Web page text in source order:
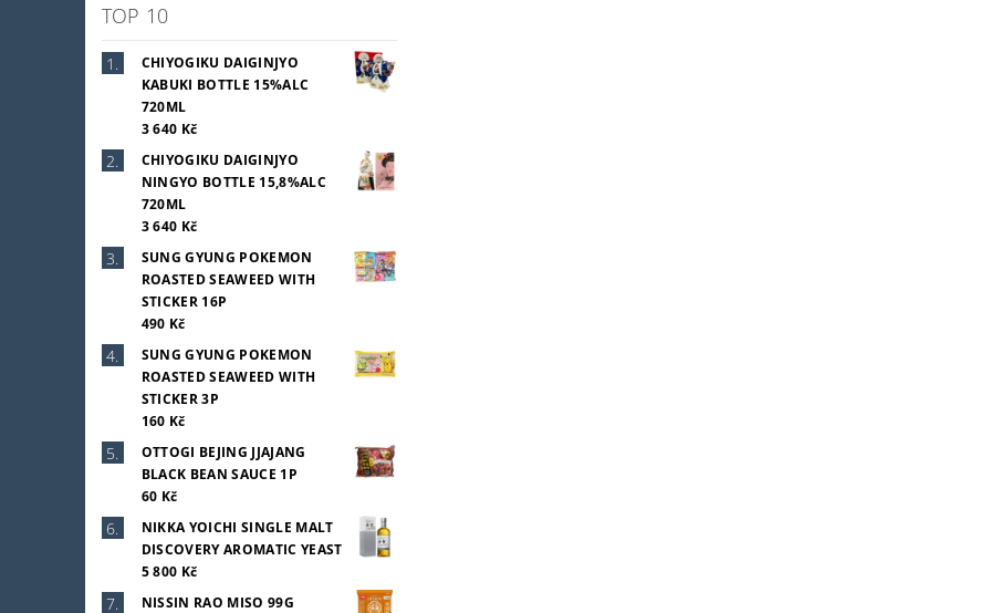
TOP 10
CHIYOGIKU DAIGINJYO
KABUKI BOTTLE 15%ALC
720ML
3 640 Kč
CHIYOGIKU DAIGINJYO
NINGYO BOTTLE 15,8%ALC
720ML
3 640 Kč
SUNG GYUNG POKEMON
ROASTED SEAWEED WITH
STICKER 16P
490 Kč
SUNG GYUNG POKEMON
ROASTED SEAWEED WITH
STICKER 3P
160 Kč
OTTOGI BEJING JJAJANG
BLACK BEAN SAUCE 1P
60 Kč
NIKKA YOICHI SINGLE MALT
DISCOVERY AROMATIC YEAST
5 800 Kč
NISSIN RAO MISO 99G